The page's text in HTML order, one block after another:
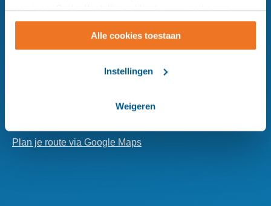
services. Onder 'Instellingen' kunt u uw voorkeuren
wijzigen.
Alle cookies toestaan
Instellingen
Weigeren
Plan je route via Google Maps